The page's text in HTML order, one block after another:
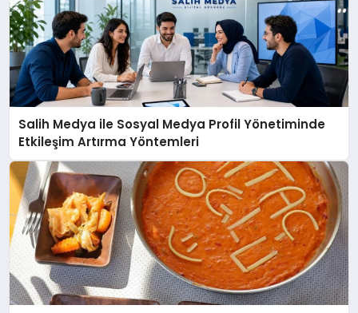
Salih Medya ile Sosyal Medya Profil Yönetiminde
Etkileşim Artırma Yöntemleri